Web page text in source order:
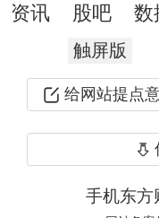
系列误会，小
将在后续服务
文章来源：南方都市报
资讯 股吧 数
触屏版
给网站提点
手机东方